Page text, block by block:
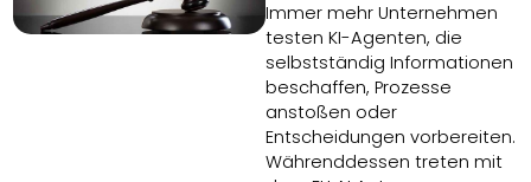
Immer mehr Unternehmen
testen KI-Agenten, die
selbstständig Informationen
beschaffen, Prozesse
anstoßen oder
Entscheidungen vorbereiten.
Währenddessen treten mit